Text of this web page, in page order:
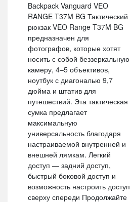
Backpack Vanguard VEO
RANGE T37M BG Тактический
рюкзак VEO Range T37M BG
предназначен для
фотографов, которые хотят
носить с собой беззеркальную
камеру, 4–5 объективов,
ноутбук с диагональю 9,7
дюйма и штатив для
путешествий. Эта тактическая
сумка предлагает
максимальную
универсальность благодаря
настраиваемой внутренней и
внешней лямкам. Легкий
доступ — задний доступ,
быстрый боковой доступ и
возможность настроить доступ
сверху спереди Продолжайте